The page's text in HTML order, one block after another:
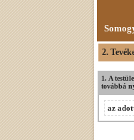
2.
1. A
továbbá
az